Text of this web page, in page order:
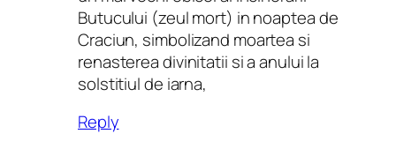
Butucului (zeul mort) in noaptea de
Craciun, simbolizand moartea si
renasterea divinitatii si a anului la
solstitiul de iarna,
Reply